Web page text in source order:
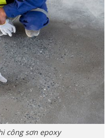
công sơn epoxy